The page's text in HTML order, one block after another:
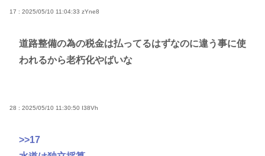
17 : 2025/05/10 11:04:33 zYne8
道路整備の為の税金は払ってるはずなのに違う事に使
われるから老朽化やばいな
28 : 2025/05/10 11:30:50 I38Vh
>>17